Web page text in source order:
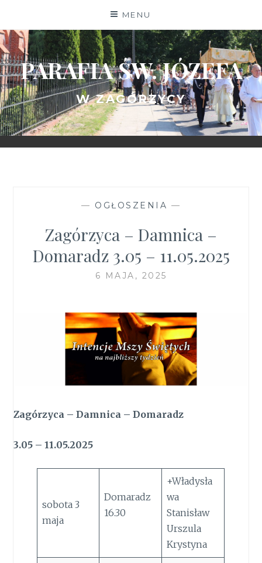
content
MENU
PARAFIA ŚW. JÓZEFA
W ZAGÓRZYCY
— OGŁOSZENIA —
Zagórzyca – Damnica –
Domaradz 3.05 – 11.05.2025
6 MAJA, 2025
Zagórzyca – Damnica – Domaradz
3.05 – 11.05.2025
sobota 3
maja
Domaradz
16.30
+Władysła
wa
Stanisław
Urszula
Krystyna